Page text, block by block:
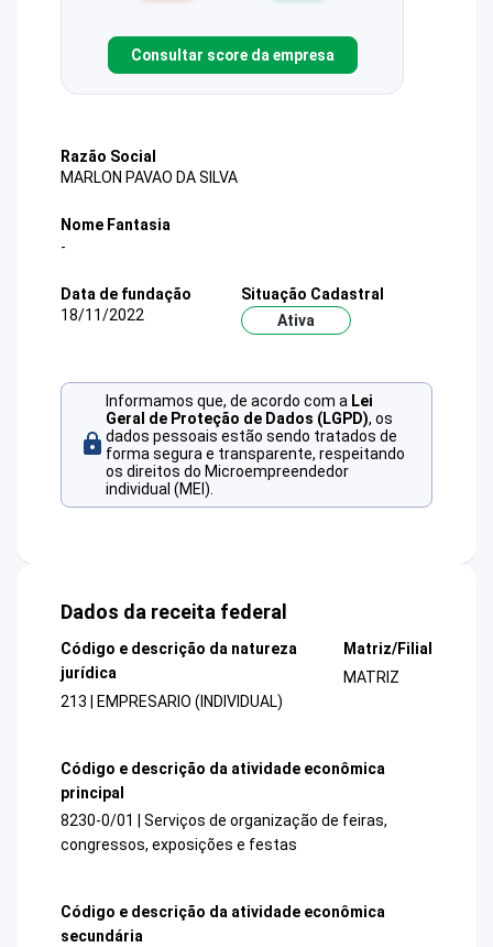
Consultar score da empresa
Razão Social
MARLON PAVAO DA SILVA
Nome Fantasia
-
Data de fundação
18/11/2022
Situação Cadastral
Ativa
Informamos que, de acordo com a Lei
Geral de Proteção de Dados (LGPD), os
dados pessoais estão sendo tratados de
forma segura e transparente, respeitando
os direitos do Microempreendedor
individual (MEI).
Dados da receita federal
Código e descrição da natureza
jurídica
213 | EMPRESARIO (INDIVIDUAL)
Matriz/Filial
MATRIZ
Código e descrição da atividade econômica
principal
8230-0/01 | Serviços de organização de feiras,
congressos, exposições e festas
Código e descrição da atividade econômica
secundária